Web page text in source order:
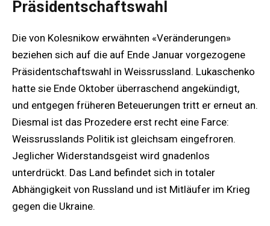
Präsidentschaftswahl
Die von Kolesnikow erwähnten «Veränderungen»
beziehen sich auf die auf Ende Januar vorgezogene
Präsidentschaftswahl in Weissrussland. Lukaschenko
hatte sie Ende Oktober überraschend angekündigt,
und entgegen früheren Beteuerungen tritt er erneut an.
Diesmal ist das Prozedere erst recht eine Farce:
Weissrusslands Politik ist gleichsam eingefroren.
Jeglicher Widerstandsgeist wird gnadenlos
unterdrückt. Das Land befindet sich in totaler
Abhängigkeit von Russland und ist Mitläufer im Krieg
gegen die Ukraine.